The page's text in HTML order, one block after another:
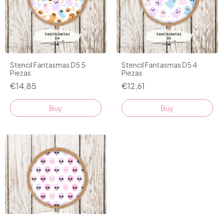
Stencil Fantasmas D5 5
Piezas
€14,85
Stencil Fantasmas D5 4
Piezas
€12,61